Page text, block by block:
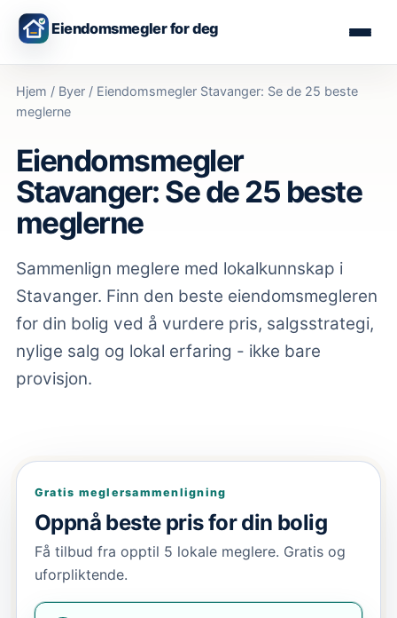
Eiendomsmegler for deg
Hjem / Byer / Eiendomsmegler Stavanger: Se de 25 beste
meglerne
Eiendomsmegler
Stavanger: Se de 25 beste
meglerne
Sammenlign meglere med lokalkunnskap i
Stavanger. Finn den beste eiendomsmegleren
for din bolig ved å vurdere pris, salgsstrategi,
nylige salg og lokal erfaring - ikke bare
provisjon.
Gratis meglersammenligning
Oppnå beste pris for din bolig
Få tilbud fra opptil 5 lokale meglere. Gratis og
uforpliktende.